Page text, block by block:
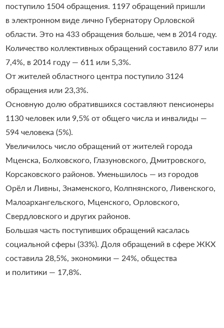
поступило 1504 обращения. 1197 обращений пришли
в электронном виде лично Губернатору Орловской
области. Это на 433 обращения больше, чем в 2014 году.
Количество коллективных обращений составило 877 или
7,4%, в 2014 году — 611 или 5,3%.
От жителей областного центра поступило 3124
обращения или 23,3%.
Основную долю обратившихся составляют пенсионеры
1130 человек или 9,5% от общего числа и инвалиды —
594 человека (5%).
Увеличилось число обращений от жителей города
Мценска, Болховского, Глазуновского, Дмитровского,
Корсаковского районов. Уменьшилось — из городов
Орёл и Ливны, Знаменского, Колпнянского, Ливенского,
Малоархангельского, Мценского, Орловского,
Свердловского и других районов.
Большая часть поступивших обращений касалась
социальной сферы (33%). Доля обращений в сфере ЖКХ
составила 28,5%, экономики — 24%, общества
и политики — 17,8%.